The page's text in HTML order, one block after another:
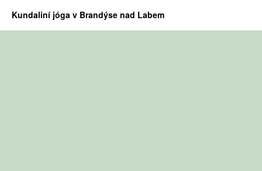
Kundaliní jóga v Brandýse nad Labem